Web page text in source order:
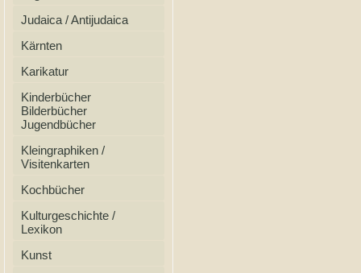
Judaica / Antijudaica
Kärnten
Karikatur
Kinderbücher
Bilderbücher
Jugendbücher
Kleingraphiken /
Visitenkarten
Kochbücher
Kulturgeschichte /
Lexikon
Kunst